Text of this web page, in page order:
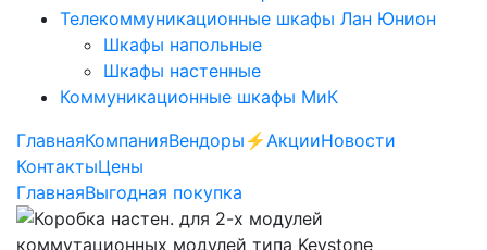
Телекоммуникационные шкафы Лан Юнион
Шкафы напольные
Шкафы настенные
Коммуникационные шкафы МиК
ГлавнаяКомпанияВендоры ⚡️АкцииНовости
КонтактыЦены
ГлавнаяВыгодная покупка